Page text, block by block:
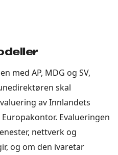
med AP, MDG og SV,
skal
av Innlandets
Evalueringen
nettverk og
og om den ivaretar